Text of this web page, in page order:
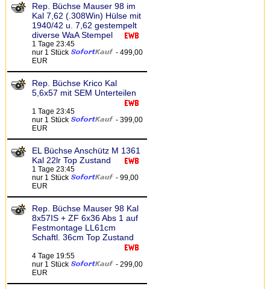
Rep. Büchse Mauser 98 im
Kal 7,62 (.308Win) Hülse mit
1940/42 u. 7,62 gestempelt
diverse WaA Stempel
1 Tage 23:45
nur 1 Stück
- 499,00
EUR
Rep. Büchse Krico Kal
5,6x57 mit SEM Unterteilen
1 Tage 23:45
nur 1 Stück
- 399,00
EUR
EL Büchse Anschütz M 1361
Kal 22lr Top Zustand
1 Tage 23:45
nur 1 Stück
- 99,00
EUR
Rep. Büchse Mauser 98 Kal
8x57IS + ZF 6x36 Abs 1 auf
Festmontage LL61cm
Schaftl. 36cm Top Zustand
4 Tage 19:55
nur 1 Stück
- 299,00
EUR